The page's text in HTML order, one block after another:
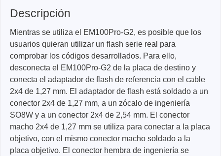
Descripción
Mientras se utiliza el EM100Pro-G2, es posible que los
usuarios quieran utilizar un flash serie real para
comprobar los códigos desarrollados. Para ello,
desconecta el EM100Pro-G2 de la placa de destino y
conecta el adaptador de flash de referencia con el cable
2x4 de 1,27 mm. El adaptador de flash está soldado a un
conector 2x4 de 1,27 mm, a un zócalo de ingeniería
SO8W y a un conector 2x4 de 2,54 mm. El conector
macho 2x4 de 1,27 mm se utiliza para conectar a la placa
objetivo, con el mismo conector macho soldado a la
placa objetivo. El conector hembra de ingeniería se